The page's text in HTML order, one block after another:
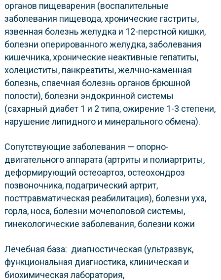
органов пищеварения (воспалительные
заболевания пищевода, хронические гастриты,
язвенная болезнь желудка и 12-перстной кишки,
болезни оперированного желудка, заболевания
кишечника, хронические неактивные гепатиты,
холециститы, панкреатиты, желчно-каменная
болезнь, спаечная болезнь органов брюшной
полости), болезни эндокринной системы
(сахарный диабет 1 и 2 типа, ожирение 1-3 степени,
нарушение липидного и минерального обмена).
Сопутствующие заболевания — опорно-
двигательного аппарата (артриты и полиартриты,
деформирующий остеоартоз, остеохондроз
позвоночника, подагрический артрит,
посттравматическая реабилитация), болезни уха,
горла, носа, болезни мочеполовой системы,
гинекологические заболевания, болезни кожи
Лечебная база: диагностическая (ультразвук,
функциональная диагностика, клиническая и
биохимическая лаборатория,